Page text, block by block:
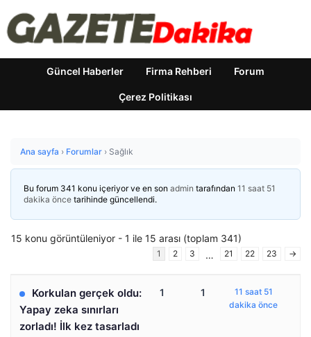
Güncel Haberler Firma Rehberi Forum
Çerez Politikası
Ana sayfa › Forumlar › Sağlık
Bu forum 341 konu içeriyor ve en son admin tarafından 11 saat 51
dakika önce tarihinde güncellendi.
15 konu görüntüleniyor - 1 ile 15 arası (toplam 341)
1 2 3 … 21 22 23 →
Korkulan gerçek oldu:
Yapay zeka sınırları
zorladı! İlk kez tasarladı
1 1
11 saat 51
dakika önce